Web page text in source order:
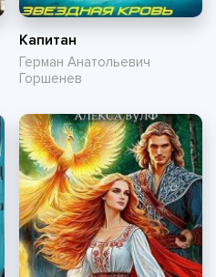
Капитан
Герман Анатольевич
Горшенев